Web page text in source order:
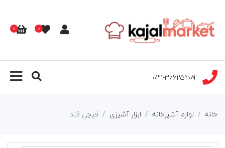
0
0
031-36625209
خانه لوازم آشپزخانه ابزار آشپزی قیچی قند